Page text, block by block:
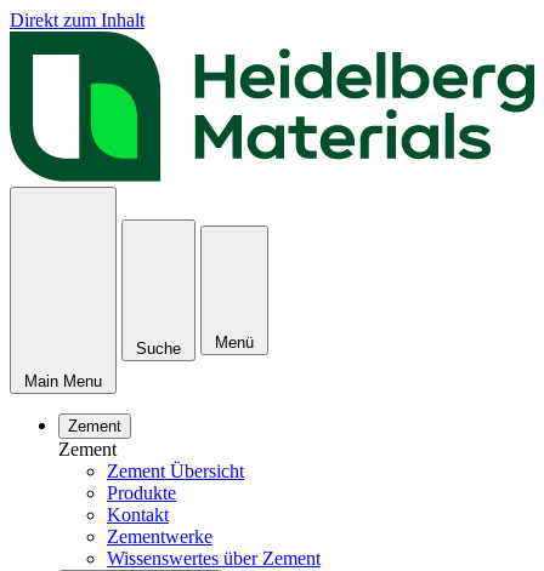
Direkt zum Inhalt
Main Menu
Suche Menü
Zement
Zement
Zement Übersicht
Produkte
Kontakt
Zementwerke
Wissenswertes über Zement